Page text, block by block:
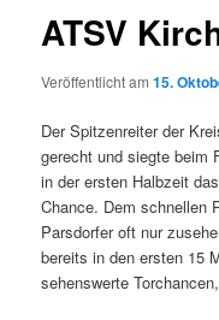
ATSV
Veröffentlicht am15.
Der Spitzenreiter der
gerecht und siegte beim
in der ersten Halbzeit
Chance. Dem schnellen
Parsdorfer oft nur
bereits in den ersten 15
sehenswerte